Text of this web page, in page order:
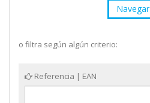
Navegar
o filtra según algún criterio:
Referencia | EAN